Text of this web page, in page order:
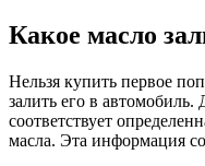
Какое масло
Нельзя купить первое
залить его в
соответствует
масла. Эта информация